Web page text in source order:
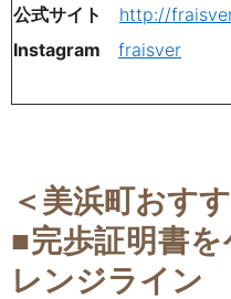
公式サイト http://
Instagram fraisver
＜美浜町おす
■完歩証明書
レンジライン